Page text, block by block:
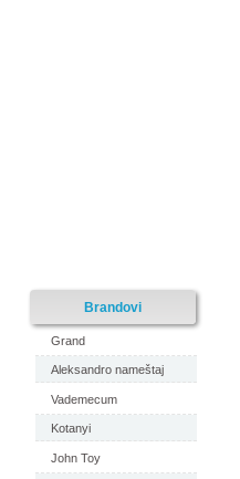
Brandovi
Grand
Aleksandro nameštaj
Vademecum
Kotanyi
John Toy